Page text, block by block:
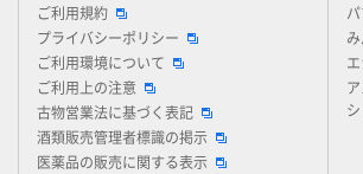
ご利用規約
プライバシーポリシー
ご利用環境について
ご利用上の注意
古物営業法に基づく表記
酒類販売管理者標識の掲示
医薬品の販売に関する表示
パ
エ